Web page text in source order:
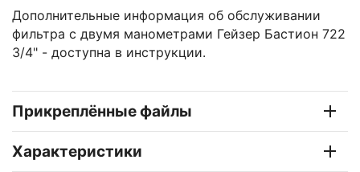
Дополнительные информация об обслуживании
фильтра с двумя манометрами Гейзер Бастион 722
3/4" - доступна в инструкции.
Прикреплённые файлы
Характеристики